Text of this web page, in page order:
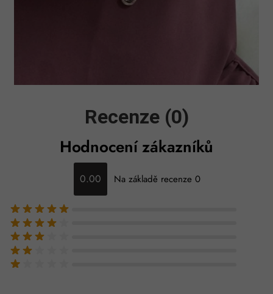
Recenze (0)
Hodnocení zákazníků
0.00 Na základě recenze 0